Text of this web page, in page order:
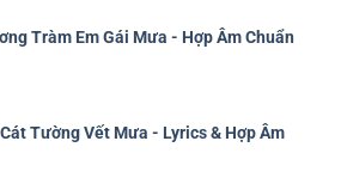
Tràm Em Gái Mưa - Hợp Âm Chuẩn
Tường Vết Mưa - Lyrics & Hợp Âm